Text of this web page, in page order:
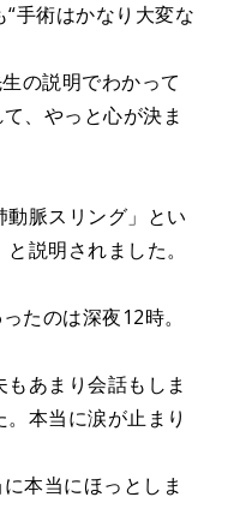
手術はかなり大変な
の説明でわかって
、やっと心が決ま
脈スリング」とい
説明されました。
たのは深夜12時。
あまり会話もしま
本当に涙が止まり
本当にほっとしま